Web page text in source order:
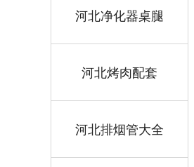
河北净化器桌腿
河北烤肉配套
河北排烟管大全